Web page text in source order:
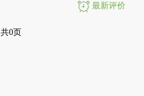
最新评价
共0页